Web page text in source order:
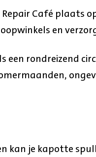
Café plaats
en
een rondreizend
kan je kapotte